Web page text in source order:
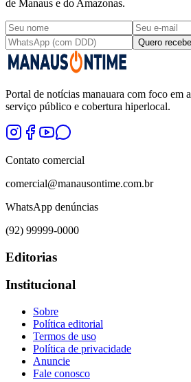
de Manaus e do Amazonas.
Quero
Portal de notícias manauara com foco em
serviço público e cobertura hiperlocal.
Contato comercial
comercial@manausontime.com.br
WhatsApp denúncias
(92) 99999-0000
Editorias
Institucional
Sobre
Política editorial
Termos de uso
Política de privacidade
Anuncie
Fale conosco